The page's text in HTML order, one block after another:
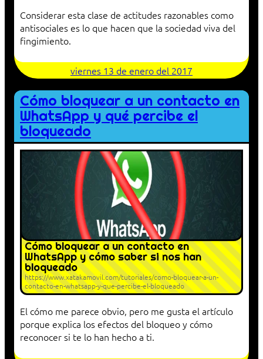
Considerar esta clase de actitudes razonables como
antisociales es lo que hacen que la sociedad viva del
fingimiento.
viernes 13 de enero del 2017
Cómo bloquear a un contacto en
WhatsApp y qué percibe el
bloqueado
Cómo bloquear a un contacto en
WhatsApp y cómo saber si nos han
bloqueado
https://www.xatakamovil.com/tutoriales/como-bloquear-a-un-
contacto-en-whatsapp-y-que-percibe-el-bloqueado
El cómo me parece obvio, pero me gusta el artículo
porque explica los efectos del bloqueo y cómo
reconocer si te lo han hecho a ti.